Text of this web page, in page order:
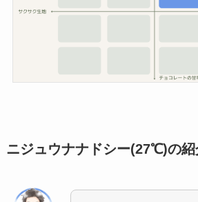
ニジュウナナドシー(27℃)の紹